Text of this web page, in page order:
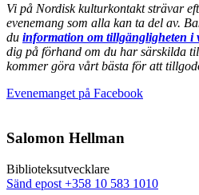
Vi på Nordisk kulturkontakt strävar
evenemang som alla kan ta del av.
du information om tillgängligheten i
dig på förhand om du har särskilda
kommer göra vårt bästa för att
Evenemanget på FacebookÖppnas
Salomon Hellman
Biblioteksutvecklare
Sänd epost Sänd
+358 10 583 1010